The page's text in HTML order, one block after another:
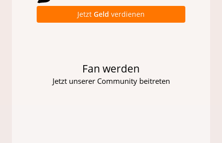
Jetzt Geld verdienen
Fan werden
Jetzt unserer Community beitreten